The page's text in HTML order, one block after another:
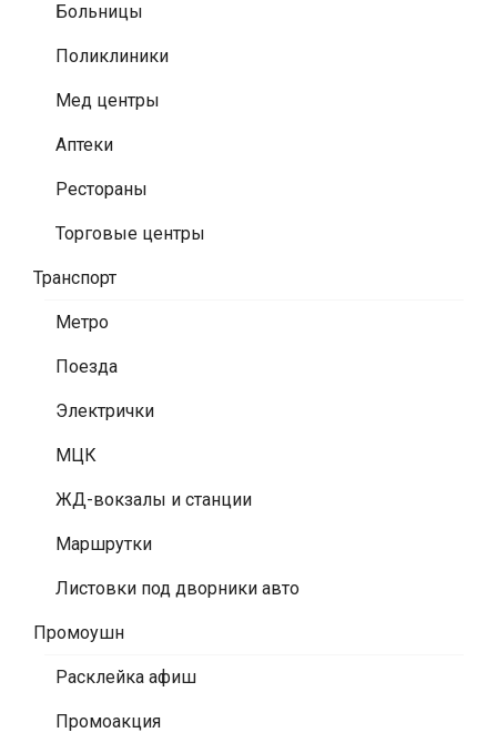
Больницы
Поликлиники
Мед центры
Аптеки
Рестораны
Торговые центры
Транспорт
Метро
Поезда
Электрички
МЦК
ЖД-вокзалы и станции
Маршрутки
Листовки под дворники авто
Промоушн
Расклейка афиш
Промоакция